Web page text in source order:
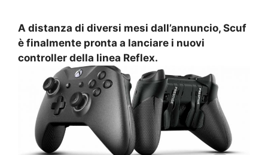
A distanza di diversi mesi dall’annuncio, Scuf
è finalmente pronta a lanciare i nuovi
controller della linea Reflex.